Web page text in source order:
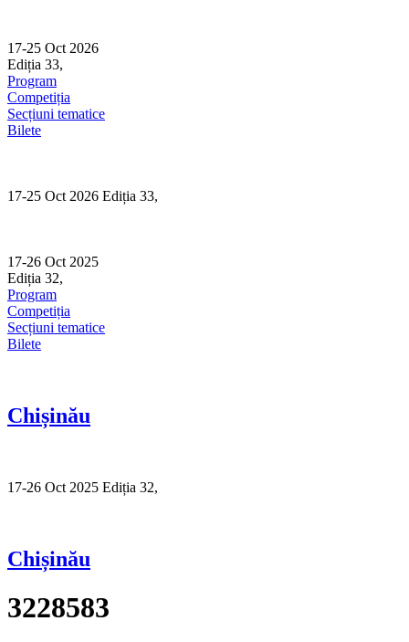
content
17-25 Oct 2026
Ediția 33,
Program
Competiția
Secțiuni tematice
Bilete
17-25 Oct 2026 Ediția 33,
17-26 Oct 2025
Ediția 32,
Program
Competiția
Secțiuni tematice
Bilete
Chișinău
17-26 Oct 2025 Ediția 32,
Chișinău
3228583